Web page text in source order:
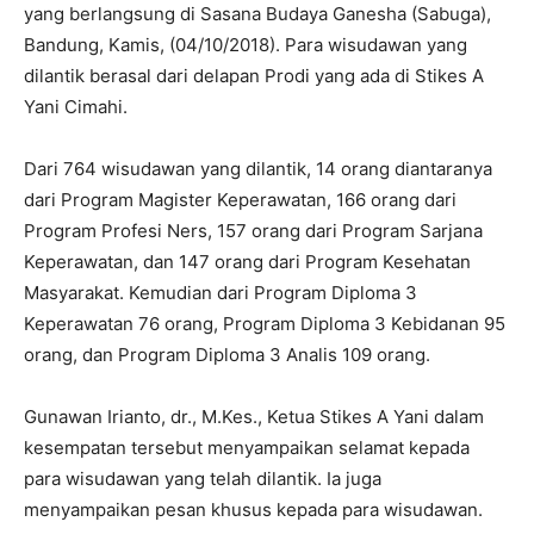
yang berlangsung di Sasana Budaya Ganesha (Sabuga),
Bandung, Kamis, (04/10/2018). Para wisudawan yang
dilantik berasal dari delapan Prodi yang ada di Stikes A
Yani Cimahi.
Dari 764 wisudawan yang dilantik, 14 orang diantaranya
dari Program Magister Keperawatan, 166 orang dari
Program Profesi Ners, 157 orang dari Program Sarjana
Keperawatan, dan 147 orang dari Program Kesehatan
Masyarakat. Kemudian dari Program Diploma 3
Keperawatan 76 orang, Program Diploma 3 Kebidanan 95
orang, dan Program Diploma 3 Analis 109 orang.
Gunawan Irianto, dr., M.Kes., Ketua Stikes A Yani dalam
kesempatan tersebut menyampaikan selamat kepada
para wisudawan yang telah dilantik. Ia juga
menyampaikan pesan khusus kepada para wisudawan.